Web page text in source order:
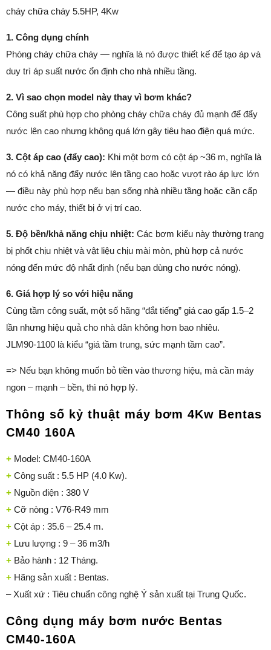
cháy chữa cháy 5.5HP, 4Kw
1. Công dụng chính
Phòng cháy chữa cháy — nghĩa là nó được thiết kế để tạo áp và
duy trì áp suất nước ổn định cho nhà nhiều tầng.
2. Vì sao chọn model này thay vì bơm khác?
Công suất phù hợp cho phòng cháy chữa cháy đủ mạnh để đẩy
nước lên cao nhưng không quá lớn gây tiêu hao điện quá mức.
3. Cột áp cao (đẩy cao): Khi một bơm có cột áp ~36 m, nghĩa là
nó có khả năng đẩy nước lên tầng cao hoặc vượt rào áp lực lớn
— điều này phù hợp nếu bạn sống nhà nhiều tầng hoặc cần cấp
nước cho máy, thiết bị ở vị trí cao.
5. Độ bền/khả năng chịu nhiệt: Các bơm kiểu này thường trang
bị phốt chịu nhiệt và vật liệu chịu mài mòn, phù hợp cả nước
nóng đến mức độ nhất định (nếu bạn dùng cho nước nóng).
6. Giá hợp lý so với hiệu năng
Cùng tầm công suất, một số hãng “đắt tiếng” giá cao gấp 1.5–2
lần nhưng hiệu quả cho nhà dân không hơn bao nhiêu.
JLM90-1100 là kiểu “giá tầm trung, sức mạnh tầm cao”.
=> Nếu bạn không muốn bỏ tiền vào thương hiệu, mà cần máy
ngon – mạnh – bền, thì nó hợp lý.
Thông số kỷ thuật máy bơm 4Kw Bentas
CM40 160A
+ Model: CM40-160A
+ Công suất : 5.5 HP (4.0 Kw).
+ Nguồn điện : 380 V
+ Cỡ nòng : V76-R49 mm
+ Cột áp : 35.6 – 25.4 m.
+ Lưu lượng : 9 – 36 m3/h
+ Bảo hành : 12 Tháng.
+ Hãng sản xuất : Bentas.
– Xuất xứ : Tiêu chuẩn công nghệ Ý sản xuất tại Trung Quốc.
Công dụng máy bơm nước Bentas
CM40-160A